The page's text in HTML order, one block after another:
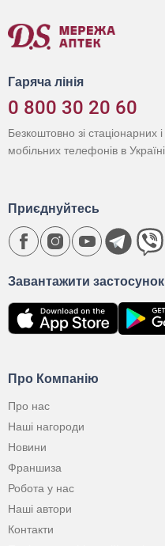
Гаряча лінія
0 800 30 20 60
Безкоштовно зі стаціонарних і
мобільних телефонів в Україні
Про Компанію
Про нас
Наші нагороди
Новини
Франшиза
Робота у нас
Наші автори
Контакти
Завантажити застосунок
Приєднуйтесь